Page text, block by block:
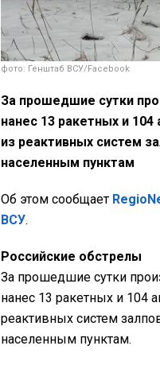
фото: Генштаб ВСУ/Facebook
За прошедшие сутки
нанес 13 ракетных и
из реактивных систем
населенным пунктам
Об этом сообщает
ВСУ.
Российские обстрелы
За прошедшие сутки
нанес 13 ракетных и 104
реактивных систем
населенным пунктам.